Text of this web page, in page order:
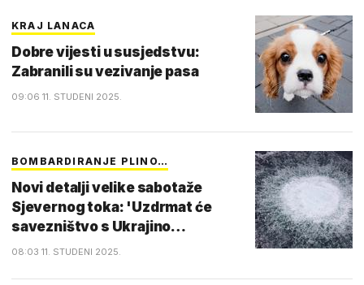
KRAJ LANACA
Dobre vijesti u susjedstvu:
Zabranili su vezivanje pasa
09:06 11. STUDENI 2025.
BOMBARDIRANJE PLINO…
Novi detalji velike sabotaže
Sjevernog toka: 'Uzdrmat će
savezništvo s Ukrajino…
08:03 11. STUDENI 2025.